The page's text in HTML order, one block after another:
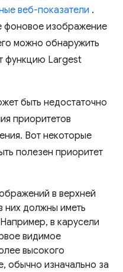
веб-показатели .
фоновое изображение
можно обнаружить
функцию Largest
быть недостаточно
приоритетов
Вот некоторые
полезен приоритет
в верхней
них должны иметь
в карусели
видимое
высокого
обычно изначально за